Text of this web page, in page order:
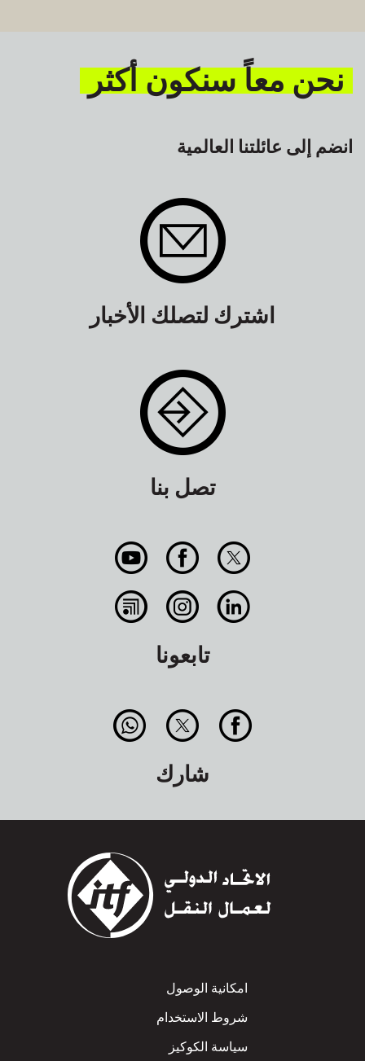
نحن معاً سنكون أكثر
انضم إلى عائلتنا العالمية
اشترك لتصلك الأخبار
تصل بنا
تابعونا
شارك
Footer
امكانية الوصول
شروط الاستخدام
سياسة الكوكيز